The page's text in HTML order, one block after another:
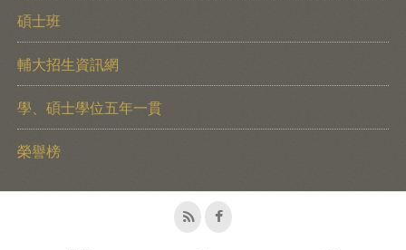
碩士班
輔大招生資訊網
學、碩士學位五年一貫
榮譽榜